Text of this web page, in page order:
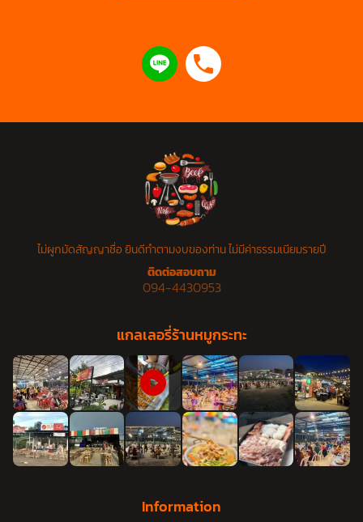
ไม่ผูกมัดสัญญาชื่อ ยินดีทำตามงบของท่าน ไม่มีค่าธรรมเนียมรายปี
ติดต่อสอบถาม
094-4430953
แกลเลอรี่ร้านหมูกระทะ
Information